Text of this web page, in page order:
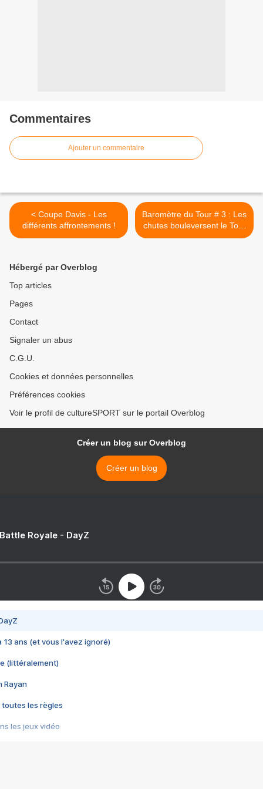
Commentaires
Ajouter un commentaire
< Coupe Davis - Les
différents affrontements !
Baromètre du Tour # 3 : Les
chutes bouleversent le Tour
>
Hébergé par Overblog
Top articles
Pages
Contact
Signaler un abus
C.G.U.
Cookies et données personnelles
Préférences cookies
Voir le profil de cultureSPORT sur le portail Overblog
Créer un blog sur Overblog
Créer un blog
Royale - DayZ
13 ans (et vous l'avez ignoré)
(littéralement)
Rayan
toutes les règles
les jeux vidéo